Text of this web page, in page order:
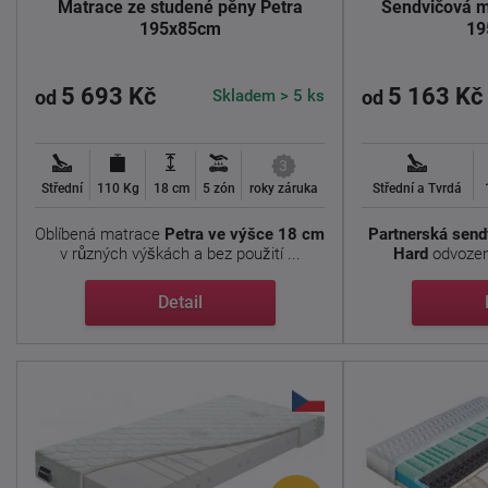
Matrace ze studené pěny Petra
195x85cm
od 5 693 Kč Skladem > 5 ks
Střední 110 Kg 18 cm 5 zón
3
roky záruka
Oblíbená matrace Petra ve výšce 18 cm
v různých výškách a bez použití ...
Detail
Sendvičová
od 5 163 Kč
Střední a Tvrdá
Partnerská
Hard